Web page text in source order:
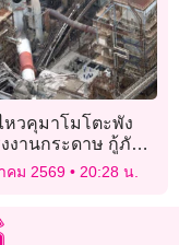
หวคุมาโมโตะพัง
งานกระดาษ กู้ภัย
ผู้สูญหาย
คม 2569 20:28 น.